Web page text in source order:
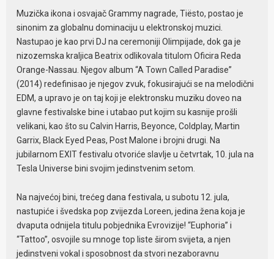
Muzička ikona i osvajač Grammy nagrade, Tiësto, postao je
sinonim za globalnu dominaciju u elektronskoj muzici.
Nastupao je kao prvi DJ na ceremoniji Olimpijade, dok ga je
nizozemska kraljica Beatrix odlikovala titulom Oficira Reda
Orange-Nassau. Njegov album “A Town Called Paradise”
(2014) redefinisao je njegov zvuk, fokusirajući se na melodični
EDM, a upravo je on taj koji je elektronsku muziku doveo na
glavne festivalske bine i utabao put kojim su kasnije prošli
velikani, kao što su Calvin Harris, Beyonce, Coldplay, Martin
Garrix, Black Eyed Peas, Post Malone i brojni drugi. Na
jubilarnom EXIT festivalu otvoriće slavlje u četvrtak, 10. jula na
Tesla Universe bini svojim jedinstvenim setom.
Na najvećoj bini, trećeg dana festivala, u subotu 12. jula,
nastupiće i švedska pop zvijezda Loreen, jedina žena koja je
dvaputa odnijela titulu pobjednika Evrovizije! “Euphoria” i
“Tattoo”, osvojile su mnoge top liste širom svijeta, a njen
jedinstveni vokal i sposobnost da stvori nezaboravnu